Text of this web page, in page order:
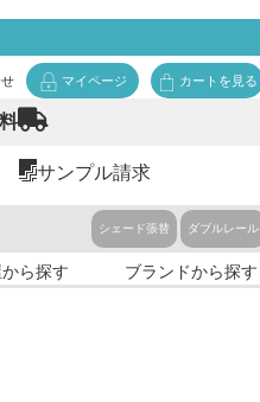
マイページ カートを見る
サンプル請求
シェード張替 ダブルレール
ら探す ブランドから探す